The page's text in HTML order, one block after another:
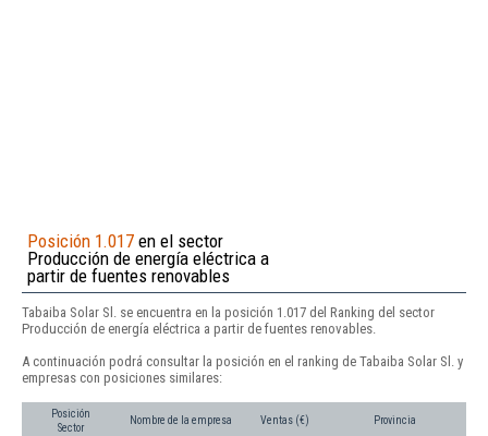
Posición 1.017 en el sector
Producción de energía eléctrica a
partir de fuentes renovables
Tabaiba Solar Sl. se encuentra en la posición 1.017 del Ranking del sector
Producción de energía eléctrica a partir de fuentes renovables.
A continuación podrá consultar la posición en el ranking de Tabaiba Solar Sl. y
empresas con posiciones similares:
Posición
Sector
Nombre de la empresa Ventas (€) Provincia